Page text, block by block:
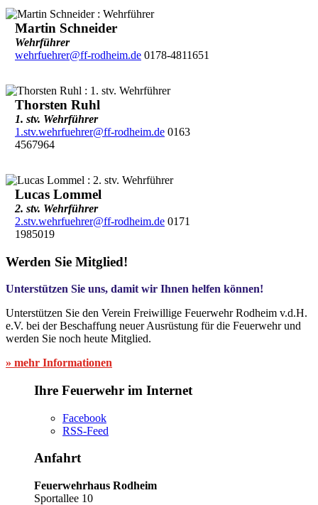
Martin Schneider
Wehrführer
wehrfuehrer@ff-rodheim.de0178-4811651
Thorsten Ruhl
1. stv. Wehrführer
1.stv.wehrfuehrer@ff-rodheim.de0163
4567964
Lucas Lommel
2. stv. Wehrführer
2.stv.wehrfuehrer@ff-rodheim.de0171
1985019
Werden Sie Mitglied!
Unterstützen Sie uns, damit wir Ihnen helfen können!
Unterstützen Sie den Verein Freiwillige Feuerwehr Rodheim v.d.H.
e.V. bei der Beschaffung neuer Ausrüstung für die Feuerwehr und
werden Sie noch heute Mitglied.
» mehr Informationen
Ihre Feuerwehr im Internet
Facebook
RSS-Feed
Anfahrt
Feuerwehrhaus Rodheim
Sportallee 10